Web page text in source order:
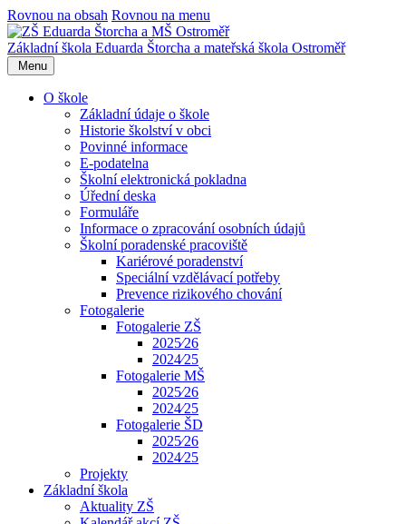
Rovnou na obsah Rovnou na menu
Základní škola Eduarda Štorcha a mateřská škola Ostroměř
Menu
O škole
Základní údaje o škole
Historie školství v obci
Povinné informace
E-podatelna
Školní elektronická pokladna
Úřední deska
Formuláře
Informace o zpracování osobních údajů
Školní poradenské pracoviště
Kariérové poradenství
Speciální vzdělávací potřeby
Prevence rizikového chování
Fotogalerie
Fotogalerie ZŠ
2025⁄26
2024⁄25
Fotogalerie MŠ
2025⁄26
2024⁄25
Fotogalerie ŠD
2025⁄26
2024⁄25
Projekty
Základní škola
Aktuality ZŠ